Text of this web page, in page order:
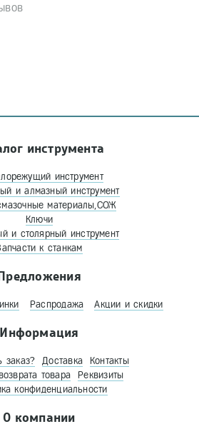
инструмента
инструмент
и алмазный инструмент
материалы,СОЖ
Ключи
и столярный инструмент
к станкам
Распродажа Акции и скидки
Информация
заказ? Доставка
Контакты
товара
Реквизиты
конфиденциальности
О компании